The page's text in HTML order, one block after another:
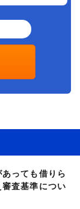
っても借りら
査基準につい